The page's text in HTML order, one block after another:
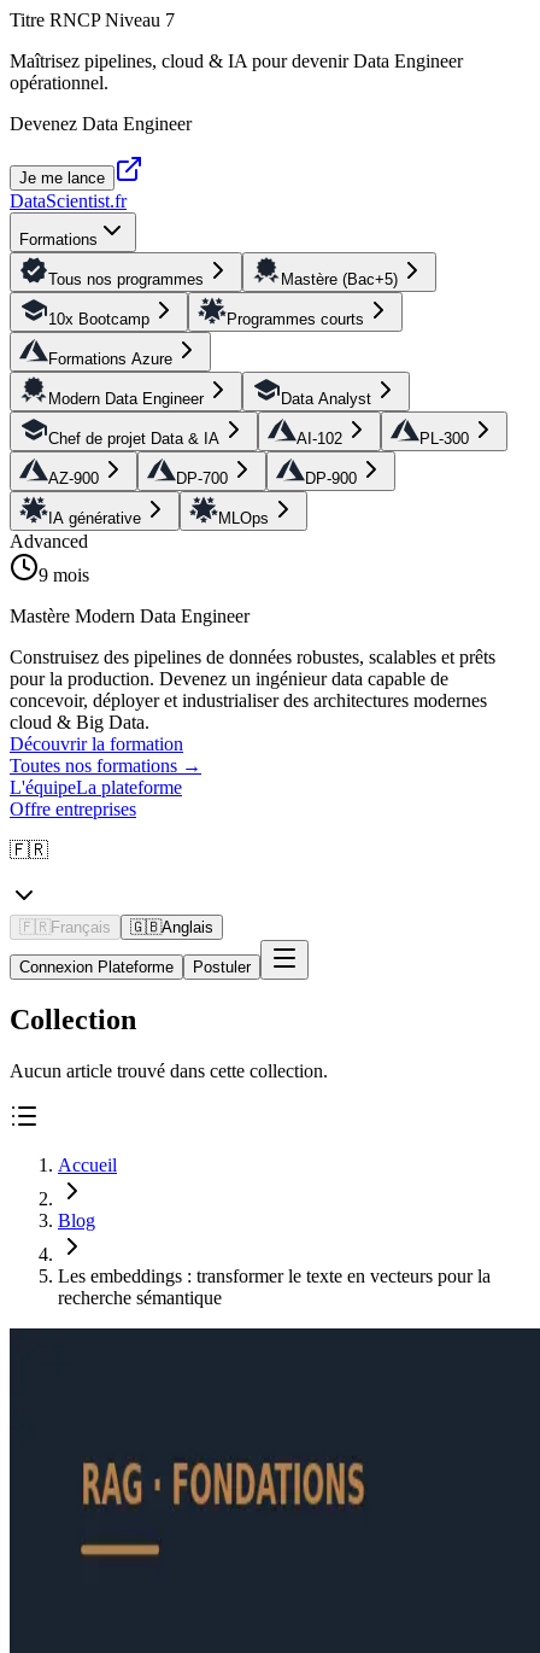
Titre RNCP Niveau 7
Maîtrisez pipelines, cloud & IA pour devenir Data Engineer
opérationnel.
Devenez Data Engineer
Je me lance
DataScientist.fr
Formations
Tous nos programmes Mastère (Bac+5)
10x Bootcamp Programmes courts
Formations Azure
Modern Data Engineer Data Analyst
Chef de projet Data & IA AI-102 PL-300
AZ-900 DP-700 DP-900
IA générative MLOps
Advanced
9 mois
Mastère Modern Data Engineer
Construisez des pipelines de données robustes, scalables et prêts
pour la production. Devenez un ingénieur data capable de
concevoir, déployer et industrialiser des architectures modernes
cloud & Big Data.
Découvrir la formation
Toutes nos formations →
L'équipeLa plateforme
Offre entreprises
🇫🇷
🇫🇷 Français 🇬🇧Anglais
Connexion Plateforme Postuler
Collection
Aucun article trouvé dans cette collection.
Accueil
Blog
Les embeddings : transformer le texte en vecteurs pour la
recherche sémantique